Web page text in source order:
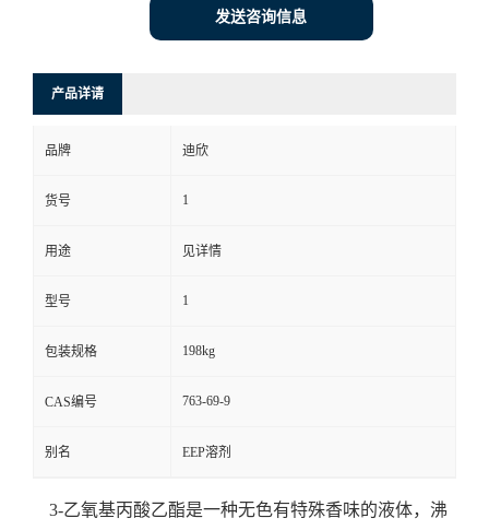
方
发送咨询信息
产品详请
品牌 迪欣
货号 1
用途 见详情
型号 1
包装规格 198kg
CAS编号 763-69-9
别名 EEP溶剂
3-乙氧基丙酸乙酯是一种无色有特殊香味的液体，沸